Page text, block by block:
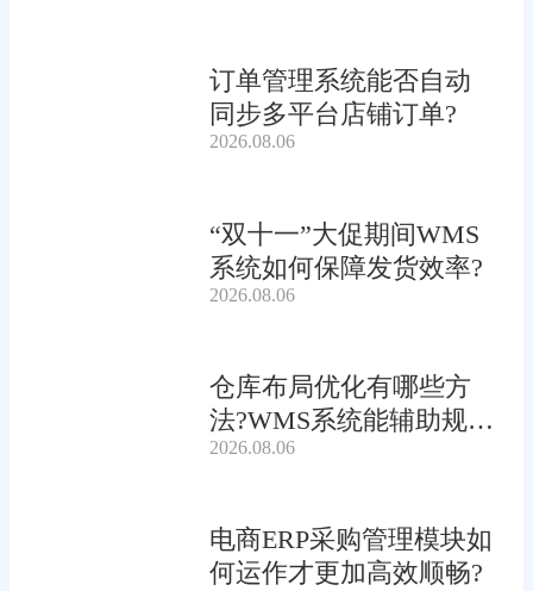
订单管理系统能否自动
同步多平台店铺订单?
2026.08.06
“双十一”大促期间WMS
系统如何保障发货效率?
2026.08.06
仓库布局优化有哪些方
法?WMS系统能辅助规划
吗?
2026.08.06
电商ERP采购管理模块如
何运作才更加高效顺畅?